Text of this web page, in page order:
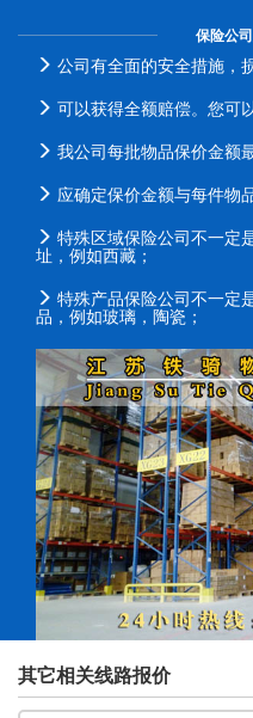
保险公
公司有全面的安全措施，
可以获得全额赔偿。您可
我公司每批物品保价金额
应确定保价金额与每件物
特殊区域保险公司不一定
址，例如西藏；
特殊产品保险公司不一定
品，例如玻璃，陶瓷；
其它相关线路报价